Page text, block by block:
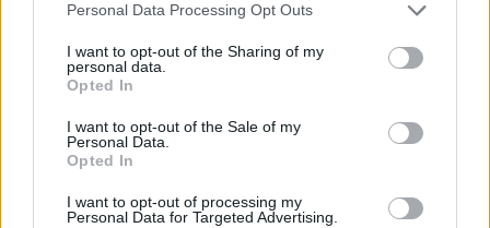
Personal Data Processing Opt Outs
I want to opt-out of the Sharing of my
personal data.
Opted In
I want to opt-out of the Sale of my
Personal Data.
Opted In
I want to opt-out of processing my
Personal Data for Targeted Advertising.
to coś poważniejszego ?
Tematy miesiączka antykoncepcja
ciąża test ciążowy okres
Reklama: